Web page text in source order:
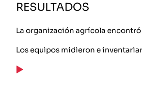
RESULTADOS
La organización agrícola
Los equipos midieron e